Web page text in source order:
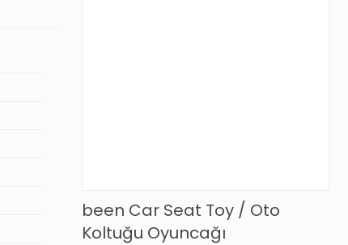
been Car Seat Toy / Oto
Koltuğu Oyuncağı